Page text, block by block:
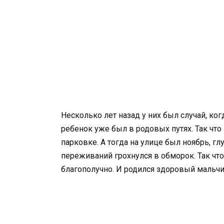
Несколько лет назад у них был случай,
ребенок уже был в родовых путях. Так
парковке. А тогда на улице был ноябрь,
переживаний грохнулся в обморок. Так
благополучно. И родился здоровый